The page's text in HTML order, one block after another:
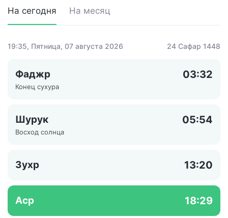
На сегодня На месяц
19:35, Пятница, 07 августа 2026 24 Сафар 1448
Фаджр 03:32
Конец сухура
Шурук 05:54
Восход солнца
Зухр 13:20
Аср 18:29